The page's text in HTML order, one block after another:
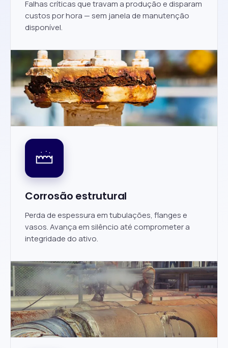
Falhas críticas que travam a produção e disparam
custos por hora — sem janela de manutenção
disponível.
Corrosão estrutural
Perda de espessura em tubulações, flanges e
vasos. Avança em silêncio até comprometer a
integridade do ativo.